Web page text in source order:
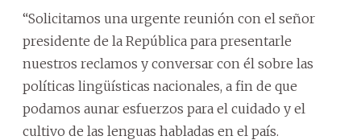
“Solicitamos una urgente reunión con el señor
presidente de la República para presentarle
nuestros reclamos y conversar con él sobre las
políticas lingüísticas nacionales, a fin de que
podamos aunar esfuerzos para el cuidado y el
cultivo de las lenguas habladas en el país.